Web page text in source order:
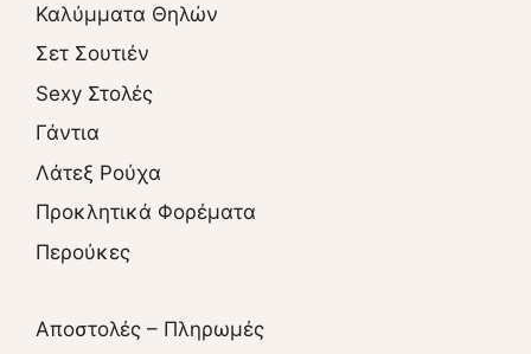
Καλύμματα Θηλών
Σετ Σουτιέν
Sexy Στολές
Γάντια
Λάτεξ Ρούχα
Προκλητικά Φορέματα
Περούκες
Αποστολές – Πληρωμές